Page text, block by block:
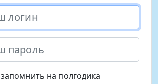
запомнить на полгодика